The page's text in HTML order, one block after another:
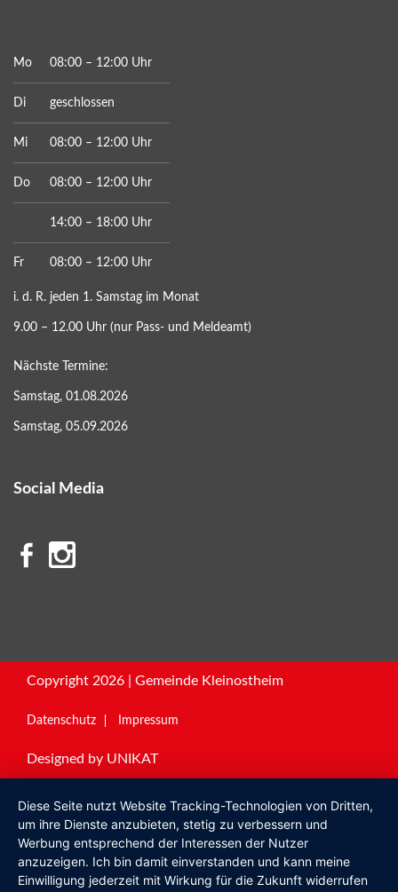
Mo 08:00 – 12:00 Uhr
Di geschlossen
Mi 08:00 – 12:00 Uhr
Do 08:00 – 12:00 Uhr
14:00 – 18:00 Uhr
Fr 08:00 – 12:00 Uhr
i. d. R. jeden 1. Samstag im Monat
9.00 – 12.00 Uhr (nur Pass- und Meldeamt)
Nächste Termine:
Samstag, 01.08.2026
Samstag, 05.09.2026
Social Media
Copyright 2026 | Gemeinde Kleinostheim
Datenschutz Impressum
Designed by UNIKAT
Diese Seite nutzt Website Tracking-Technologien von Dritten,
um ihre Dienste anzubieten, stetig zu verbessern und
Werbung entsprechend der Interessen der Nutzer
anzuzeigen. Ich bin damit einverstanden und kann meine
Einwilligung jederzeit mit Wirkung für die Zukunft widerrufen